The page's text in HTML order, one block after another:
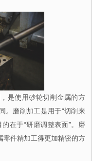
是使用砂轮切削金属的方
。磨削加工是用于“切削来
在于“研磨调整表面”。磨
零件精加工得更加精密的方